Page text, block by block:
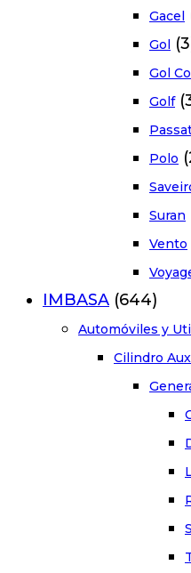
Gacel
Gol
Gol
Golf
Polo
Suran
Vento
IMBASA (644)
Automóviles y
Cilindro